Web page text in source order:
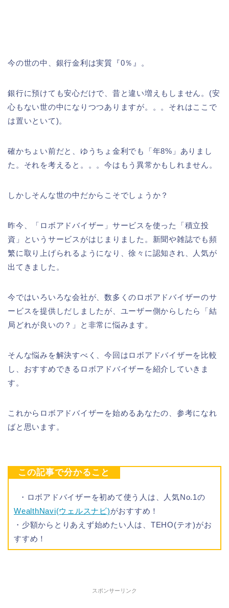
今の世の中、銀行金利は実質『0％』。
銀行に預けても安心だけで、昔と違い増えもしません。(安
心もない世の中になりつつありますが。。。それはここで
は置いといて)。
確かちょい前だと、ゆうちょ金利でも「年8%」ありまし
た。それを考えると。。。今はもう異常かもしれません。
しかしそんな世の中だからこそでしょうか？
昨今、「ロボアドバイザー」サービスを使った「積立投
資」というサービスがはじまりました。新聞や雑誌でも頻
繁に取り上げられるようになり、徐々に認知され、人気が
出てきました。
今ではいろいろな会社が、数多くのロボアドバイザーのサ
ービスを提供しだしましたが、ユーザー側からしたら「結
局どれが良いの？」と非常に悩みます。
そんな悩みを解決すべく、今回はロボアドバイザーを比較
し、おすすめできるロボアドバイザーを紹介していきま
す。
これからロボアドバイザーを始めるあなたの、参考になれ
ばと思います。
この記事で分かること
・ロボアドバイザーを初めて使う人は、人気No.1の
WealthNavi(ウェルスナビ)がおすすめ！
・少額からとりあえず始めたい人は、TEHO(テオ)がお
すすめ！
スポンサーリンク